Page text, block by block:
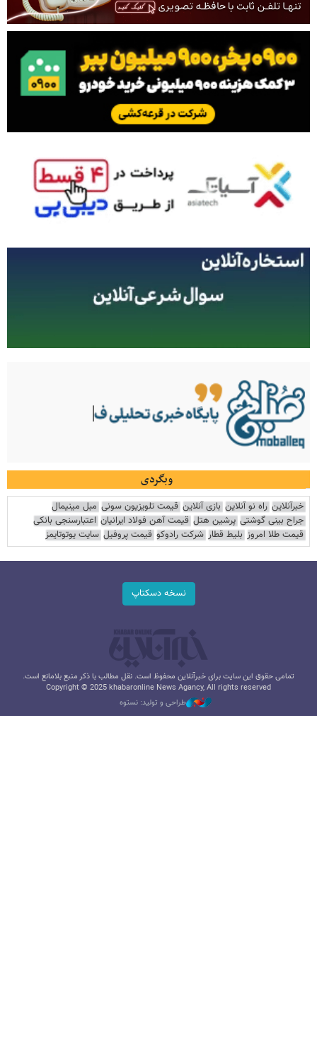
وبگردی
خبرآنلاین راه نو آنلاین بازی آنلاین قیمت تلویزیون سونی مبل مینیمال
جراح بینی گوشتی پرشین هتل قیمت آهن فولاد ایرانیان اعتبارسنجی بانکی
قیمت طلا امروز بلیط قطار شرکت رادوکو قیمت پروفیل سایت یوتوتایمز
نسخه دسکتاپ
تمامی حقوق این سایت برای خبرآنلاین محفوظ است. نقل مطالب با ذکر منبع بلامانع است.
Copyright © 2025 khabaronline News Agancy, All rights reserved
طراحی و تولید: نستوه